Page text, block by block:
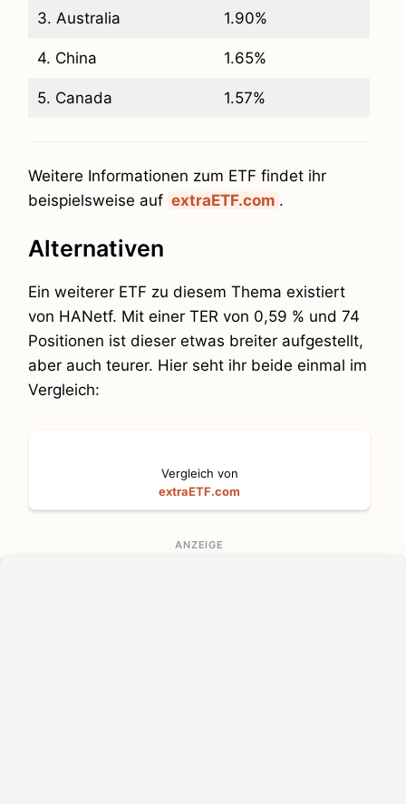
3. Australia 1.90%
4. China 1.65%
5. Canada 1.57%
Weitere Informationen zum ETF findet ihr
beispielsweise auf extraETF.com .
Alternativen
Ein weiterer ETF zu diesem Thema existiert
von HANetf. Mit einer TER von 0,59 % und 74
Positionen ist dieser etwas breiter aufgestellt,
aber auch teurer. Hier seht ihr beide einmal im
Vergleich:
Vergleich von
extraETF.com
ANZEIGE